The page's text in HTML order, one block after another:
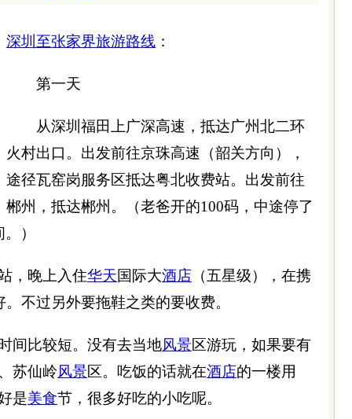
深圳至张家界旅游路线 ：
第一天
从深圳福田上广深高速，抵达广州北二环
火村出口。出发前往京珠高速（韶关方向），
途径瓦窑岗服务区抵达粤北收费站。出发前往
郴州，抵达郴州。（老爸开的100码，中途停了
）
晚上入住华天国际大酒店 （五星级），在携
不过另外要拖鞋之类的要收费。
比较短。没有去当地风景区游玩，如果要有
苏仙岭风景区。吃饭的话就在酒店的一楼用
是美食节，很多好吃的小吃呢。